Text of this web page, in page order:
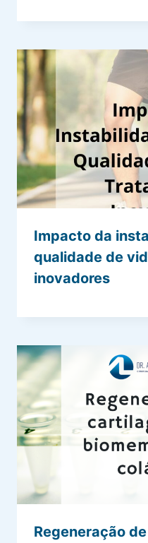
Impacto da
qualidade de
inovadores
Regeneração